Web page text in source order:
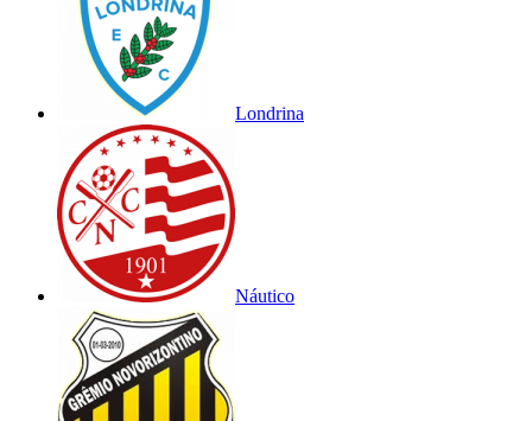
Londrina
Náutico